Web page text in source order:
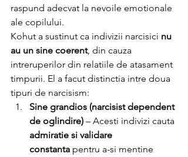
raspund adecvat la nevoile emotionale
ale copilului.
Kohut a sustinut ca indivizii narcisici nu
au un sine coerent, din cauza
intreruperilor din relatiile de atasament
timpurii. El a facut distinctia intre doua
tipuri de narcisism:
Sine grandios (narcisist dependent
de oglindire) – Acesti indivizi cauta
admiratie si validare
constanta pentru a-si mentine